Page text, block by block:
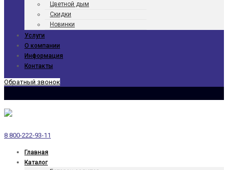
Цветной дым
Скидки
Новинки
Услуги
О компании
Информация
Контакты
Обратный звонок
8 800-222-93-11
Главная
Каталог